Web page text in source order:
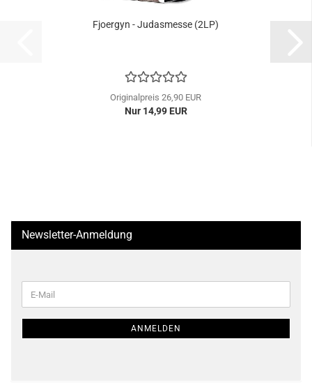
Fjoergyn - Judasmesse (2LP)
Originalpreis 26,90 EUR
Nur 14,99 EUR
Newsletter-Anmeldung
ZUR
E-
Mail
ANMELDEN